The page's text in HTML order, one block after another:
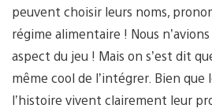
peuvent choisir leurs noms,
régime alimentaire ! Nous
aspect du jeu ! Mais on s’est dit
même cool de l’intégrer. Bien que
l’histoire vivent clairement leur